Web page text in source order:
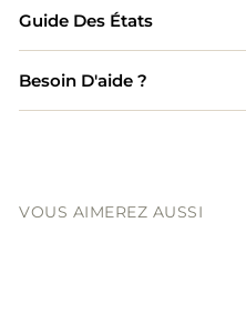
Guide Des États
Besoin D'aide ?
VOUS AIMEREZ AUSSI